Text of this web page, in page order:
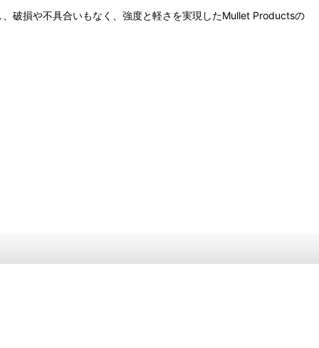
破損や不具合いもなく、強度と軽さを実現したMullet Productsの